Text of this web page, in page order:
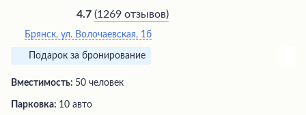
4.7 (1269 отзывов)
Брянск, ул. Волочаевская, 1б
Подарок за бронирование
Вместимость: 50 человек
Парковка: 10 авто